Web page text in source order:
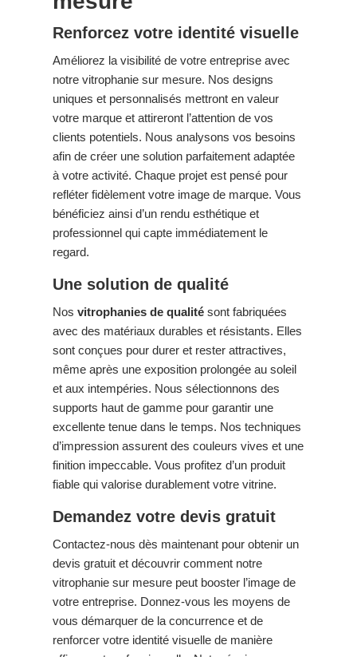
Renforcez votre identité visuelle
Améliorez la visibilité de votre entreprise avec
notre vitrophanie sur mesure. Nos designs
uniques et personnalisés mettront en valeur
votre marque et attireront l’attention de vos
clients potentiels. Nous analysons vos besoins
afin de créer une solution parfaitement adaptée
à votre activité. Chaque projet est pensé pour
refléter fidèlement votre image de marque. Vous
bénéficiez ainsi d’un rendu esthétique et
professionnel qui capte immédiatement le
regard.
Une solution de qualité
Nosvitrophanies de qualité sont fabriquées
avec des matériaux durables et résistants. Elles
sont conçues pour durer et rester attractives,
même après une exposition prolongée au soleil
et aux intempéries. Nous sélectionnons des
supports haut de gamme pour garantir une
excellente tenue dans le temps. Nos techniques
d’impression assurent des couleurs vives et une
finition impeccable. Vous profitez d’un produit
fiable qui valorise durablement votre vitrine.
Demandez votre devis gratuit
Contactez-nous dès maintenant pour obtenir un
devis gratuit et découvrir comment notre
vitrophanie sur mesure peut booster l’image de
votre entreprise. Donnez-vous les moyens de
vous démarquer de la concurrence et de
renforcer votre identité visuelle de manière